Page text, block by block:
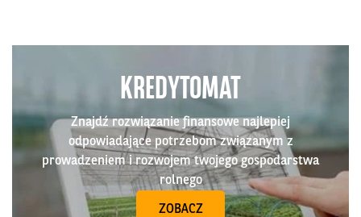
KREDYTOMAT
Znajdź rozwiązanie finansowe najlepiej
odpowiadające potrzebom związanym z
prowadzeniem i rozwojem twojego gospodarstwa
rolnego
ZOBACZ